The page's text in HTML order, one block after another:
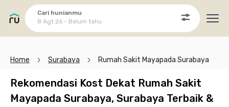
Cari hunianmu
8 Agt 26 - Belum tahu
Home Surabaya Rumah Sakit Mayapada Surabaya
Rekomendasi Kost Dekat Rumah Sakit
Mayapada Surabaya, Surabaya Terbaik &